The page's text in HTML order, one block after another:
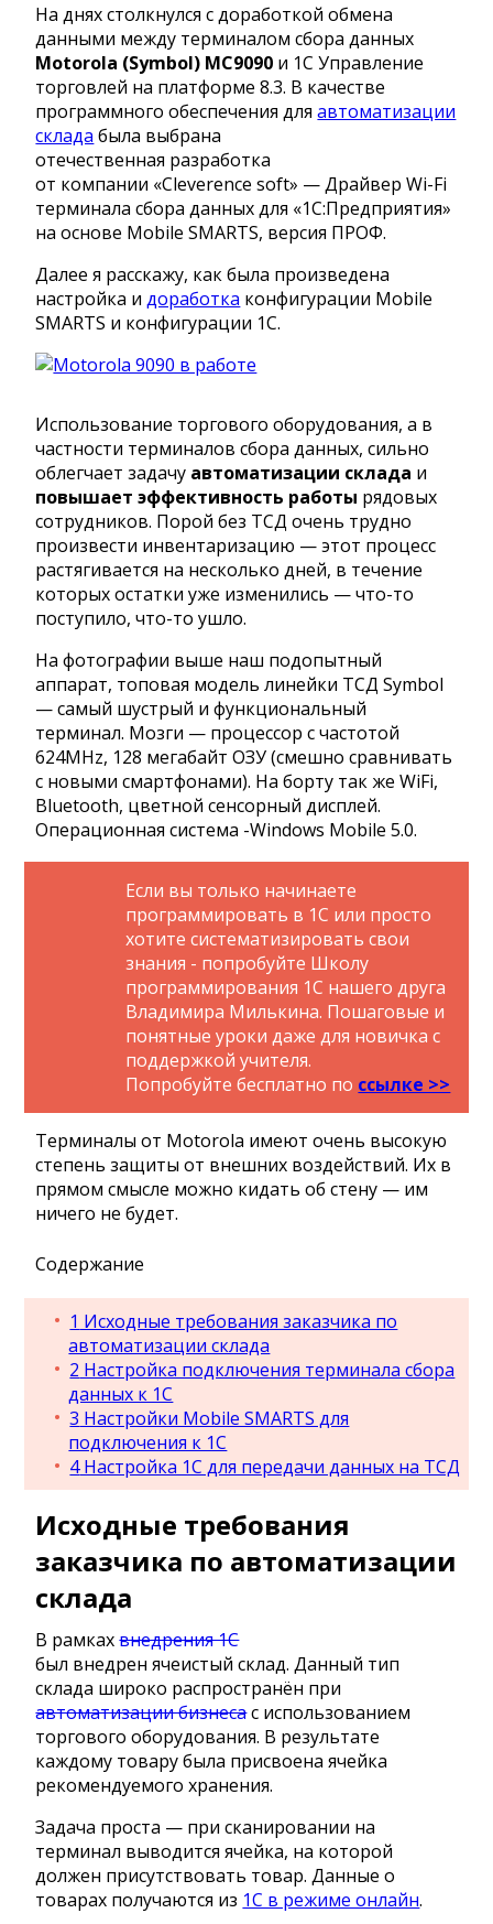
На днях столкнулся с доработкой обмена
данными между терминалом сбора данных
Motorola (Symbol) MC9090 и 1С Управление
торговлей на платформе 8.3. В качестве
программного обеспечения дляавтоматизации
склада была выбрана
отечественная разработка
от компании «Cleverence soft» — Драйвер Wi-Fi
терминала сбора данных для «1С:Предприятия»
на основе Mobile SMARTS, версия ПРОФ.
Далее я расскажу, как была произведена
настройка идоработка конфигурации Mobile
SMARTS и конфигурации 1С.
Использование торгового оборудования, а в
частности терминалов сбора данных, сильно
облегчает задачу автоматизации склада и
повышает эффективность работы рядовых
сотрудников. Порой без ТСД очень трудно
произвести инвентаризацию — этот процесс
растягивается на несколько дней, в течение
которых остатки уже изменились — что-то
поступило, что-то ушло.
На фотографии выше наш подопытный
аппарат, топовая модель линейки ТСД Symbol
— самый шустрый и функциональный
терминал. Мозги — процессор с частотой
624MHz, 128 мегабайт ОЗУ (смешно сравнивать
с новыми смартфонами). На борту так же WiFi,
Bluetooth, цветной сенсорный дисплей.
Операционная система -Windows Mobile 5.0.
Если вы только начинаете
программировать в 1С или просто
хотите систематизировать свои
знания - попробуйте Школу
программирования 1С нашего друга
Владимира Милькина. Пошаговые и
понятные уроки даже для новичка с
поддержкой учителя.
Попробуйте бесплатно по ссылке >>
Терминалы от Motorola имеют очень высокую
степень защиты от внешних воздействий. Их в
прямом смысле можно кидать об стену — им
ничего не будет.
Содержание
1 Исходные требования заказчика по
автоматизации склада
2 Настройка подключения терминала сбора
данных к 1С
3 Настройки Mobile SMARTS для
подключения к 1С
4Настройка 1С для передачи данных на ТСД
Исходные требования
заказчика по автоматизации
склада
В рамкахвнедрения 1С
был внедрен ячеистый склад. Данный тип
склада широко распространён при
автоматизации бизнесас использованием
торгового оборудования. В результате
каждому товару была присвоена ячейка
рекомендуемого хранения.
Задача проста — при сканировании на
терминал выводится ячейка, на которой
должен присутствовать товар. Данные о
товарах получаются из 1С в режиме онлайн.